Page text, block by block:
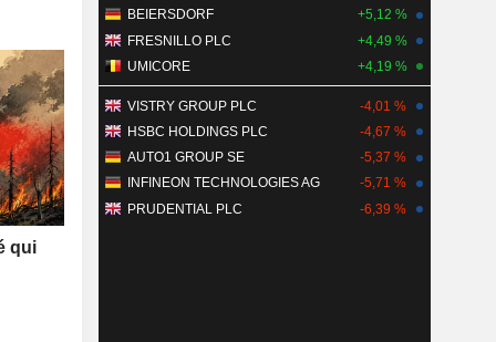
qui
BEIERSDORF
+5,12 %
FRESNILLO PLC
+4,49 %
UMICORE
+4,19 %
VISTRY GROUP PLC
-4,01 %
HSBC HOLDINGS PLC
-4,67 %
AUTO1 GROUP SE
-5,37 %
INFINEON TECHNOLOGIES AG
-5,71 %
PRUDENTIAL PLC
-6,39 %